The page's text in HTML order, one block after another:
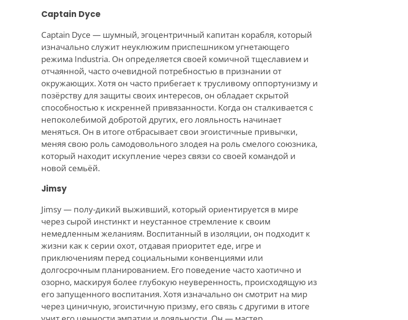
Captain Dyce
Captain Dyce — шумный, эгоцентричный капитан корабля, который
изначально служит неуклюжим приспешником угнетающего
режима Industria. Он определяется своей комичной тщеславием и
отчаянной, часто очевидной потребностью в признании от
окружающих. Хотя он часто прибегает к трусливому оппортунизму и
позёрству для защиты своих интересов, он обладает скрытой
способностью к искренней привязанности. Когда он сталкивается с
непоколебимой добротой других, его лояльность начинает
меняться. Он в итоге отбрасывает свои эгоистичные привычки,
меняя свою роль самодовольного злодея на роль смелого союзника,
который находит искупление через связи со своей командой и
новой семьёй.
Jimsy
Jimsy — полу-дикий выживший, который ориентируется в мире
через сырой инстинкт и неустанное стремление к своим
немедленным желаниям. Воспитанный в изоляции, он подходит к
жизни как к серии охот, отдавая приоритет еде, игре и
приключениям перед социальными конвенциями или
долгосрочным планированием. Его поведение часто хаотично и
озорно, маскируя более глубокую неуверенность, происходящую из
его запущенного воспитания. Хотя изначально он смотрит на мир
через циничную, эгоистичную призму, его связь с другими в итоге